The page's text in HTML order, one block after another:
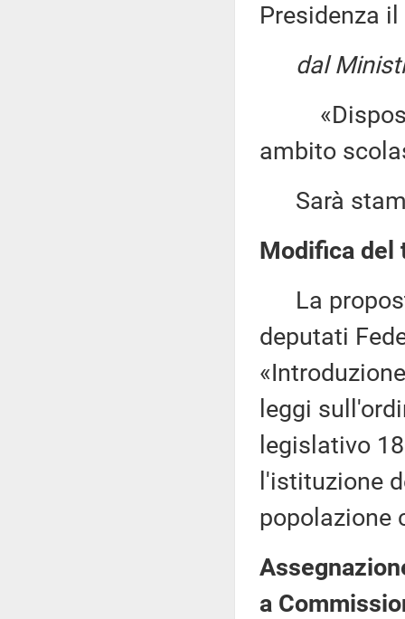
Presidenza
dal
ambito
Sarà
Modifica del
La
deputati
leggi
legislativo
l'istituzione
popolazione
a